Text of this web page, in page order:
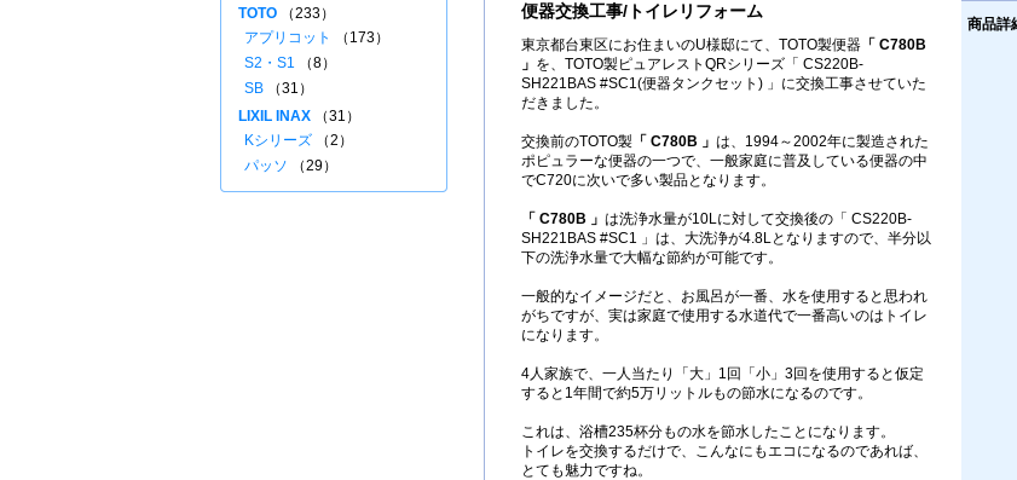
便器交換工事/トイレリフォーム
東京都台東区にお住まいのU様邸にて、TOTO製便器 「 C780B
」 を、TOTO製ピュアレストQRシリーズ「 CS220B-
SH221BAS #SC1(便器タンクセット) 」に交換工事させていた
だきました。
交換前のTOTO製 「 C780B 」 は、1994～2002年に製造された
ポピュラーな便器の一つで、一般家庭に普及している便器の中
でC720に次いで多い製品となります。
「 C780B 」 は洗浄水量が10Lに対して交換後の「 CS220B-
SH221BAS #SC1 」は、大洗浄が4.8Lとなりますので、半分以
下の洗浄水量で大幅な節約が可能です。
一般的なイメージだと、お風呂が一番、水を使用すると思われ
がちですが、実は家庭で使用する水道代で一番高いのはトイレ
になります。
4人家族で、一人当たり「大」1回「小」3回を使用すると仮定
すると1年間で約5万リットルもの節水になるのです。
これは、浴槽235杯分もの水を節水したことになります。
トイレを交換するだけで、こんなにもエコになるのであれば、
とても魅力ですね。
商品詳
TOTO （233）
アプリコット
（173）
S2・S1 （8）
SB （31）
LIXIL INAX （31）
Kシリーズ （2）
パッソ （29）